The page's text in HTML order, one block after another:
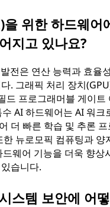
위한 하드웨어
지고 있나요?
전은 연산 능력과 효율
. 그래픽 처리 장치
드 프로그래머블 게이트
AI 하드웨어는 AI 워크
더 빠른 학습 및 추론
뉴로모픽 컴퓨팅과 양
웨어 기능을 더욱 향상
습니다.
스템 보안에 어